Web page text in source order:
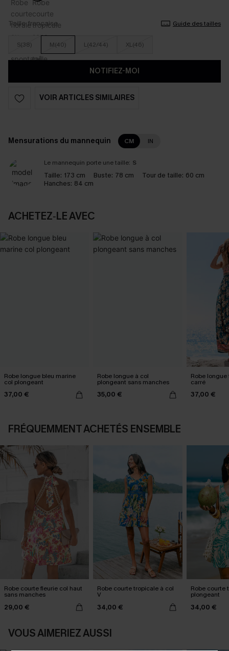
Taille française Guide des tailles
S(38) M(40) L(42/44) XL(46)
NOTIFIEZ-MOI
VOIR ARTICLES SIMILAIRES
Mensurations du mannequin CM IN
Le mannequin porte une taille: S
Taille: 173 cm Buste: 78 cm Tour de taille: 60 cm
Hanches: 84 cm
ACHETEZ‑LE AVEC
Robe longue bleu marine
col plongeant
37,00 €
Robe longue à col
plongeant sans manches
35,00 €
Robe
carré
37,00 €
FRÉQUEMMENT ACHETÉS ENSEMBLE
Robe courte fleurie col haut
sans manches
29,00 €
Robe courte tropicale à col
V
34,00 €
Robe courte
plongeant
34,00 €
VOUS AIMERIEZ AUSSI